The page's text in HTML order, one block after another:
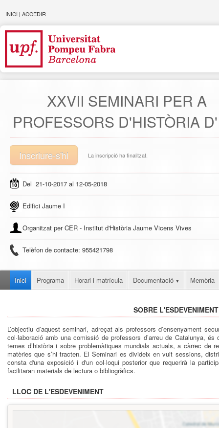
INICI | ACCEDIR
XXVII SEMINARI PER A
PROFESSORS D'HISTÒRIA
La inscripció ha finalitzat.
Inscriure-s'hi
Del 21-10-2017 al 12-05-2018
Edifici Jaume I
Organitzat per CER - Institut d'Història Jaume Vicens Vives
Telèfon de contacte: 955421798
Inici Programa Horari i matrícula Documentació Memòria
SOBRE L'ESDEVENIMENT
L’objectiu d’aquest seminari, adreçat als professors d’ensenyament
col·laboració amb una comissió de professors d’arreu de Catalunya,
temes d’història i sobre problemàtiques mundials actuals, a càrrec de
matèries que s’hi tracten. El Seminari es divideix en vuit sessions,
consta d'una exposició i d'un col·loqui posterior que requerirà la
facilitaran materials de lectura o bibliogràfics.
LLOC DE L'ESDEVENIMENT